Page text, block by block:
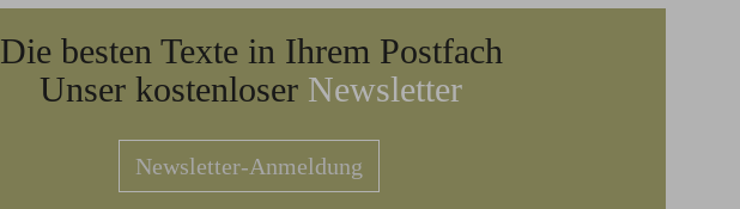
Die besten Texte in Ihrem Postfach
Unser kostenloser Newsletter
Newsletter-Anmeldung